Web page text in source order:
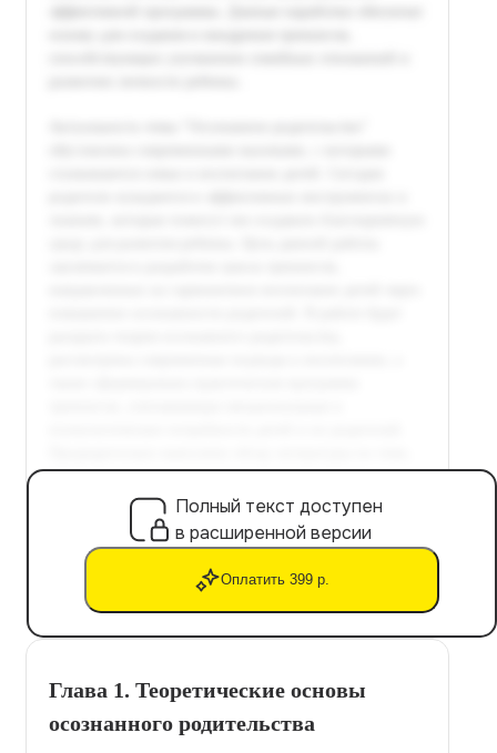
Полный текст доступен
в расширенной версии
Оплатить 399 р.
Глава 1. Теоретические основы
осознанного родительства